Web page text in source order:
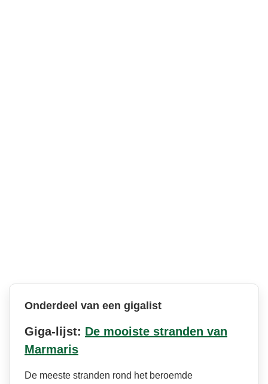
Onderdeel van een gigalist
Giga-lijst: De mooiste stranden van
Marmaris
De meeste stranden rond het beroemde